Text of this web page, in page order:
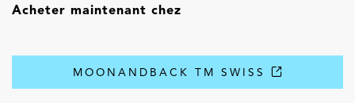
Acheter maintenant chez
MOONANDBACK TM SWISS